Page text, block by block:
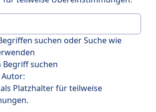
suchen oder Suche wie
Begriff suchen
Platzhalter für teilweise